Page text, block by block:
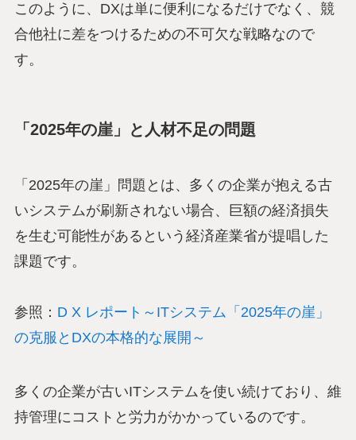
このように、DXは単に便利になるだけでなく、競
合他社に差をつけるための不可欠な戦略なので
す。
「2025年の崖」と人材不足の問題
「2025年の崖」問題とは、多くの企業が抱える古
いシステムが刷新されない場合、巨額の経済損失
を生む可能性があるという経済産業省が提唱した
課題です。
参照： D X レポート～ITシステム「2025年の崖」
の克服とDXの本格的な展開～
多くの企業が古いITシステムを使い続けており、維
持管理にコストと労力がかかっているのです。